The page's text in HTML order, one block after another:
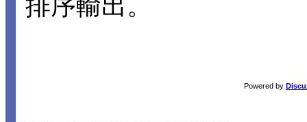
排序輸出。
Powered by